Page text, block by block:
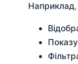
Наприклад,